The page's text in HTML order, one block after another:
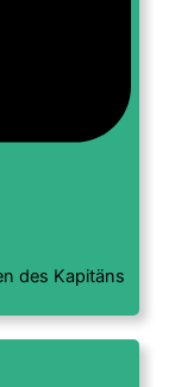
des Kapitäns